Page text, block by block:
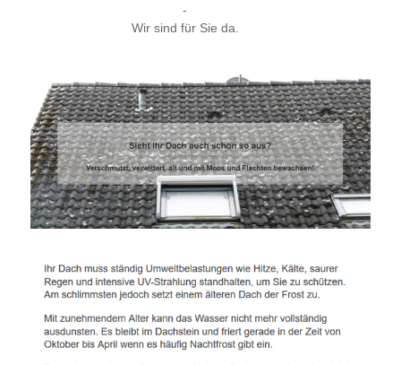
-
Wir sind für Sie da.